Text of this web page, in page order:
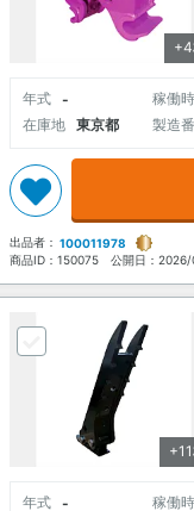
年式 - 稼働
在庫地
東京都 製造
出品者： 100011978
商品ID： 150075 公開日：
年式 - 稼働